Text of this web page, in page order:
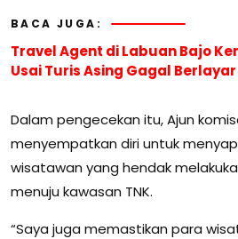
BACA JUGA:
Travel Agent di Labuan Bajo
Usai Turis Asing Gagal Berlayar
Dalam pengecekan itu, Ajun
menyempatkan diri untuk
wisatawan yang hendak
menuju kawasan TNK.
“Saya juga memastikan para